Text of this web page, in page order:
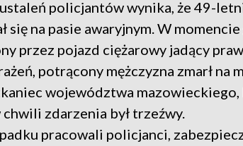
policjantów wynika, że 49-
się na pasie awaryjnym. W
przez pojazd ciężarowy jadący
potrącony mężczyzna zmarł na
województwa mazowieckiego,
chwili zdarzenia był trzeźwy.
pracowali policjanci,